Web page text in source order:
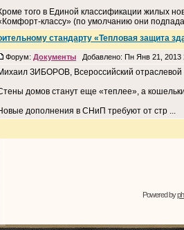
того в Единой классификации жилых
классу» (по умолчанию они
стандарту «Тепловая защита
Форум: Документы Добавлено: Пн Янв 21,
ЗИБОРОВ, Всероссийский отраслевой
домов станут еще «теплее», а
дополнения в СНиП требуют от стр ...
Powered by